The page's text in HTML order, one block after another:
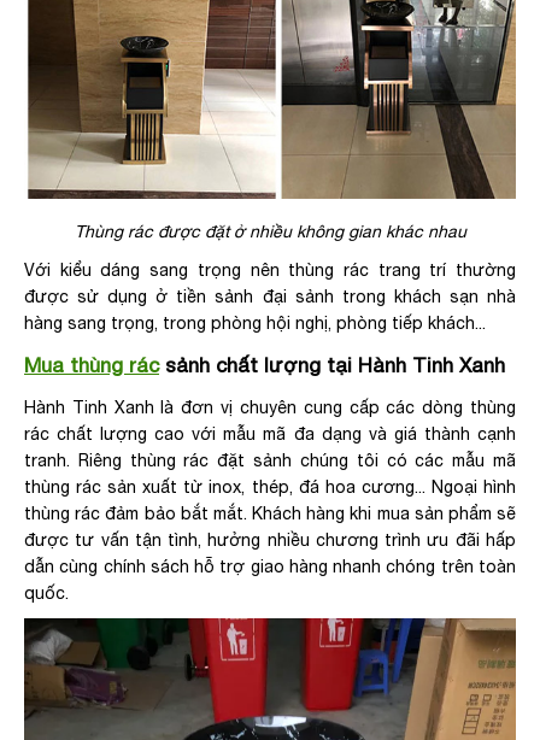
Thùng rác được đặt ở nhiều không gian khác nhau
Với kiểu dáng sang trọng nên thùng rác trang trí thường
được sử dụng ở tiền sảnh đại sảnh trong khách sạn nhà
hàng sang trọng, trong phòng hội nghị, phòng tiếp khách...
Mua thùng rácsảnh chất lượng tại Hành Tinh Xanh
Hành Tinh Xanh là đơn vị chuyên cung cấp các dòng thùng
rác chất lượng cao với mẫu mã đa dạng và giá thành cạnh
tranh. Riêng thùng rác đặt sảnh chúng tôi có các mẫu mã
thùng rác sản xuất từ inox, thép, đá hoa cương... Ngoại hình
thùng rác đảm bảo bắt mắt. Khách hàng khi mua sản phẩm sẽ
được tư vấn tận tình, hưởng nhiều chương trình ưu đãi hấp
dẫn cùng chính sách hỗ trợ giao hàng nhanh chóng trên toàn
quốc.